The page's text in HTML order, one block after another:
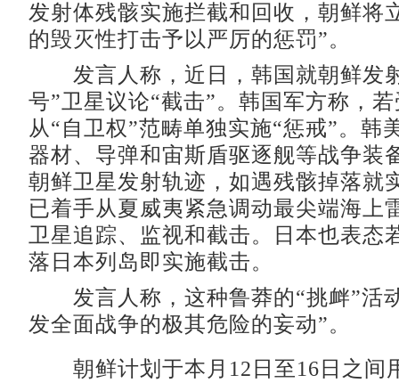
发射体残骸实施拦截和回收，朝鲜将
的毁灭性打击予以严厉的惩罚”。
发言人称，近日，韩国就朝鲜发
号”卫星议论“截击”。韩国军方称，
从“自卫权”范畴单独实施“惩戒”。韩
器材、导弹和宙斯盾驱逐舰等战争装
朝鲜卫星发射轨迹，如遇残骸掉落就
已着手从夏威夷紧急调动最尖端海上
卫星追踪、监视和截击。日本也表态
落日本列岛即实施截击。
发言人称，这种鲁莽的“挑衅”活
发全面战争的极其危险的妄动”。
朝鲜计划于本月12日至16日之间